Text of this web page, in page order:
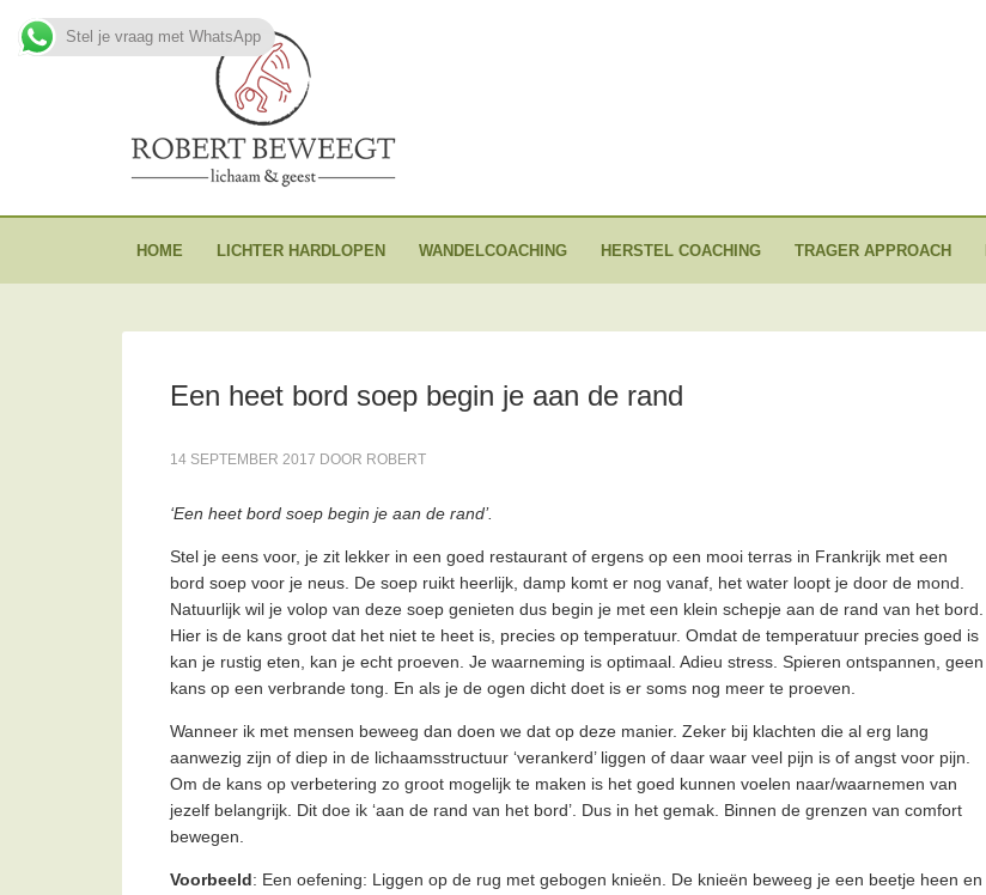
HOME LICHTER HARDLOPEN WANDELCOACHING HERSTEL COACHING TRAGER APPROACH
Een heet bord soep begin je aan de rand
14 SEPTEMBER 2017 DOOR ROBERT
‘Een heet bord soep begin je aan de rand’.
Stel je eens voor, je zit lekker in een goed restaurant of ergens op een mooi terras in Frankrijk met een
bord soep voor je neus. De soep ruikt heerlijk, damp komt er nog vanaf, het water loopt je door de mond.
Natuurlijk wil je volop van deze soep genieten dus begin je met een klein schepje aan de rand van het bord.
Hier is de kans groot dat het niet te heet is, precies op temperatuur. Omdat de temperatuur precies goed is
kan je rustig eten, kan je echt proeven. Je waarneming is optimaal. Adieu stress. Spieren ontspannen, geen
kans op een verbrande tong. En als je de ogen dicht doet is er soms nog meer te proeven.
Wanneer ik met mensen beweeg dan doen we dat op deze manier. Zeker bij klachten die al erg lang
aanwezig zijn of diep in de lichaamsstructuur ‘verankerd’ liggen of daar waar veel pijn is of angst voor pijn.
Om de kans op verbetering zo groot mogelijk te maken is het goed kunnen voelen naar/waarnemen van
jezelf belangrijk. Dit doe ik ‘aan de rand van het bord’. Dus in het gemak. Binnen de grenzen van comfort
bewegen.
Voorbeeld: Een oefening: Liggen op de rug met gebogen knieën. De knieën beweeg je een beetje heen en
Stel je vraag met WhatsApp